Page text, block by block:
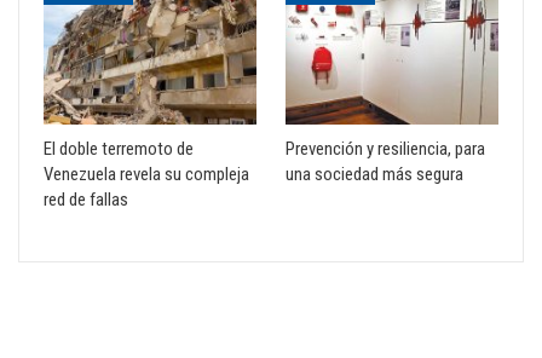
El doble terremoto de
Venezuela revela su compleja
red de fallas
Prevención y resiliencia, para
una sociedad más segura